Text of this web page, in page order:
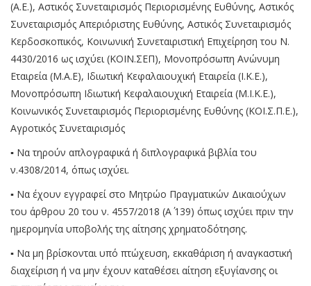
(Α.Ε.), Αστικός Συνεταιρισμός Περιορισμένης Ευθύνης, Αστικός
Συνεταιρισμός Απεριόριστης Ευθύνης, Αστικός Συνεταιρισμός
Κερδοσκοπικός, Κοινωνική Συνεταιριστική Επιχείρηση του Ν.
4430/2016 ως ισχύει (ΚΟΙΝ.ΣΕΠ), Μονοπρόσωπη Ανώνυμη
Εταιρεία (Μ.Α.Ε), Ιδιωτική Κεφαλαιουχική Εταιρεία (Ι.Κ.Ε.),
Μονοπρόσωπη Ιδιωτική Κεφαλαιουχική Εταιρεία (Μ.Ι.Κ.Ε.),
Κοινωνικός Συνεταιρισμός Περιορισμένης Ευθύνης (ΚΟΙ.Σ.Π.Ε.),
Αγροτικός Συνεταιρισμός
▪ Να τηρούν απλογραφικά ή διπλογραφικά βιβλία του
ν.4308/2014, όπως ισχύει.
▪ Να έχουν εγγραφεί στο Μητρώο Πραγματικών Δικαιούχων
του άρθρου 20 του ν. 4557/2018 (Α΄ 139) όπως ισχύει πριν την
ημερομηνία υποβολής της αίτησης χρηματοδότησης.
▪ Να μη βρίσκονται υπό πτώχευση, εκκαθάριση ή αναγκαστική
διαχείριση ή να μην έχουν καταθέσει αίτηση εξυγίανσης οι